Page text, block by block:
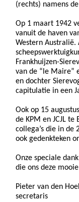
(rechts) namens de
Op 1 maart 1942
vanuit de haven
Western Australië.
Frankhuijzen-
van de “le Maire”
en dochter
capitulatie in een
Ook op 15
de KPM en JCJL te
collega’s die in de
ook gedenkteken
Onze speciale
die ons deze
Pieter van den
secretaris